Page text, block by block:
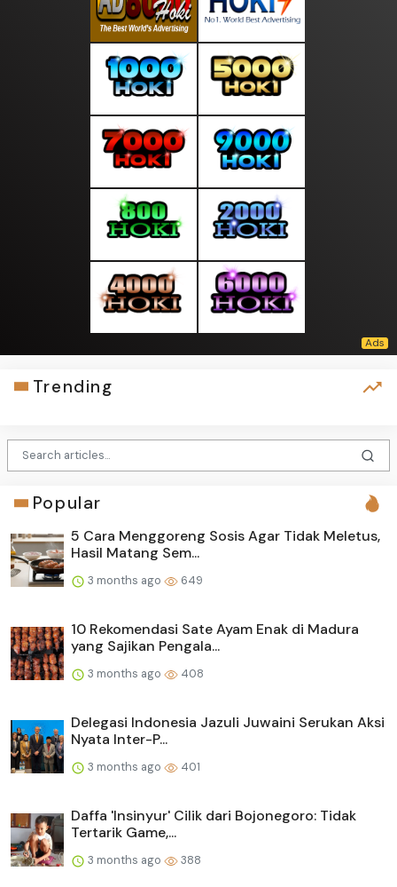
Trending
Popular
5 Cara Menggoreng Sosis Agar Tidak Meletus,
Hasil Matang Sem...
3 months ago 649
10 Rekomendasi Sate Ayam Enak di Madura
yang Sajikan Pengala...
3 months ago 408
Delegasi Indonesia Jazuli Juwaini Serukan Aksi
Nyata Inter-P...
3 months ago 401
Daffa 'Insinyur' Cilik dari Bojonegoro: Tidak
Tertarik Game,...
3 months ago 388